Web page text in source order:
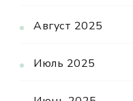
Август 2025
Июль 2025